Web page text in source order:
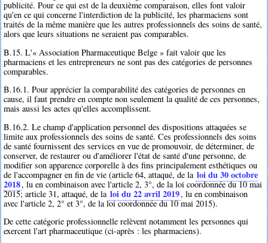
publicité. Pour ce qui est de la deuxième comparaison, elles font valoir
qu'en ce qui concerne l'interdiction de la publicité, les pharmaciens sont
traités de la même manière que les autres professionnels des soins de santé,
alors que leurs situations ne seraient pas comparables.
B.15. L'« Association Pharmaceutique Belge » fait valoir que les
pharmaciens et les entrepreneurs ne sont pas des catégories de personnes
comparables.
B.16.1. Pour apprécier la comparabilité des catégories de personnes en
cause, il faut prendre en compte non seulement la qualité de ces personnes,
mais aussi les actes qu'elles accomplissent.
B.16.2. Le champ d'application personnel des dispositions attaquées se
limite aux professionnels des soins de santé. Ces professionnels des soins
de santé fournissent des services en vue de promouvoir, de déterminer, de
conserver, de restaurer ou d'améliorer l'état de santé d'une personne, de
modifier son apparence corporelle à des fins principalement esthétiques ou
de l'accompagner en fin de vie (article 64, attaqué, de la loi du 30 octobre
2018, lu en combinaison avec l'article 2, 3°, de la loi coordonnée du 10 mai
2015; article 31, attaqué, de la loi du 22 avril 2019, lu en combinaison
avec l'article 2, 2° et 3°, de la loi coordonnée du 10 mai 2015).
De cette catégorie professionnelle relèvent notamment les personnes qui
exercent l'art pharmaceutique (ci-après : les pharmaciens).